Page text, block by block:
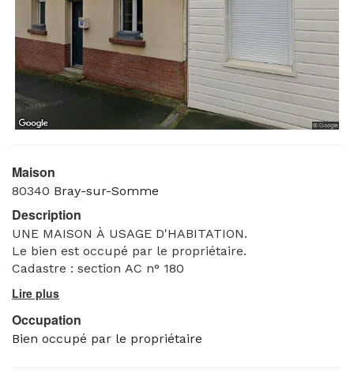
Maison
80340 Bray-sur-Somme
Description
UNE MAISON À USAGE D'HABITATION.
Le bien est occupé par le propriétaire.
Cadastre : section AC n° 180
Occupation
Bien occupé par le propriétaire